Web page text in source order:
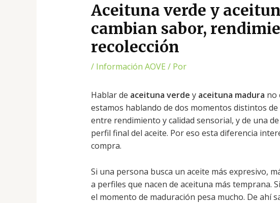
Aceituna verde y
cambian sabor,
recolección
/ Información AOVE / Por
Hablar de aceituna verde y aceituna madura no
estamos hablando de dos momentos distintos
entre rendimiento y calidad sensorial, y de una
perfil final del aceite. Por eso esta diferencia
compra.
Si una persona busca un aceite más expresivo,
a perfiles que nacen de aceituna más temprana.
el momento de maduración pesa mucho. De ahí